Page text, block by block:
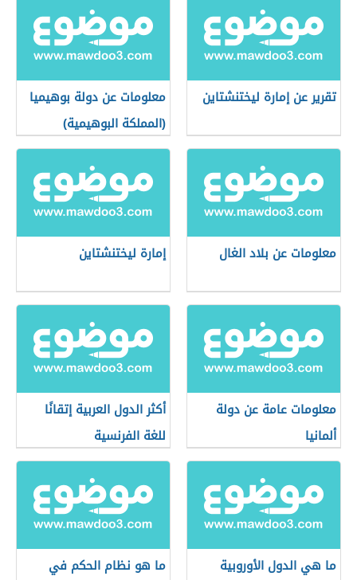
تقرير عن إمارة ليختنشتاين
معلومات عن دولة بوهيميا
(المملكة البوهيمية)
معلومات عن بلاد الغال إمارة ليختنشتاين
معلومات عامة عن دولة
ألمانيا
أكثر الدول العربية إتقانًا
للغة الفرنسية
ما هي الدول الأوروبية
ما هو نظام الحكم في